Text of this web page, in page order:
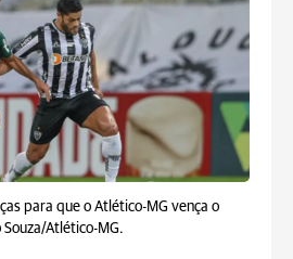
para que o Atlético-MG vença o
Souza/Atlético-MG.